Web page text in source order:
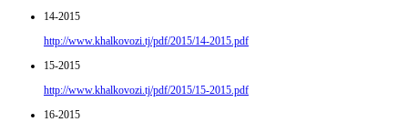
14-2015
http://www.khalkovozi.tj/pdf/2015/14-2015.pdf
15-2015
http://www.khalkovozi.tj/pdf/2015/15-2015.pdf
16-2015